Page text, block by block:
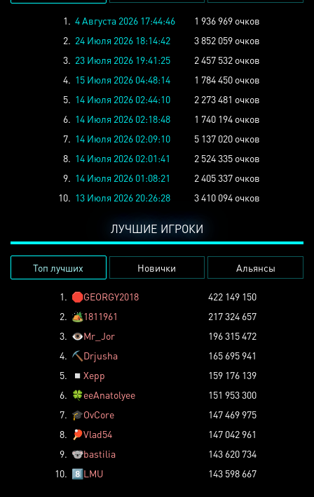
1. 4 Августа 2026 17:44:46
1 936 969 очков
2. 24 Июля 2026 18:14:42
3 852 059 очков
3. 23 Июля 2026 19:41:25
2 457 532 очков
4. 15 Июля 2026 04:48:14
1 784 450 очков
5. 14 Июля 2026 02:44:10
2 273 481 очков
6. 14 Июля 2026 02:18:48
1 740 194 очков
7. 14 Июля 2026 02:09:10
5 137 020 очков
8. 14 Июля 2026 02:01:41
2 524 335 очков
9. 14 Июля 2026 01:08:21
2 405 337 очков
10. 13 Июля 2026 20:26:28 3 410 094 очков
ЛУЧШИЕ ИГРОКИ
Топ лучших Новички Альянсы
1. 🛑GEORGY2018
422 149 150
2. 🏕️1811961
217 324 657
3. 👁️Mr_Jor
196 315 472
4. ⛏️ Drjusha
165 695 941
5.
◽ Xepp
159 176 139
6. 🍀eeAnatolyee
151 953 300
7. 🎓OvCore
147 469 975
8.
🏓Vlad54
147 042 961
9. 🐨bastilia
143 620 734
10. 8️⃣LMU 143 598 667